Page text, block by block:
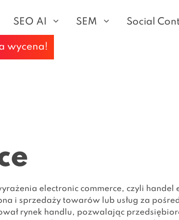
SEO AI SEM
Max
YouTube
Social
wycena!
electronic commerce, czyli handel
i sprzedaży towarów lub usług za
rynek handlu, pozwalając